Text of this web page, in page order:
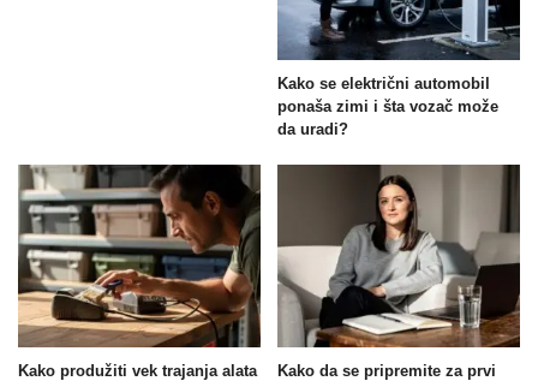
Kako se električni automobil
ponaša zimi i šta vozač može
da uradi?
Kako produžiti vek trajanja alata
Kako da se pripremite za prvi